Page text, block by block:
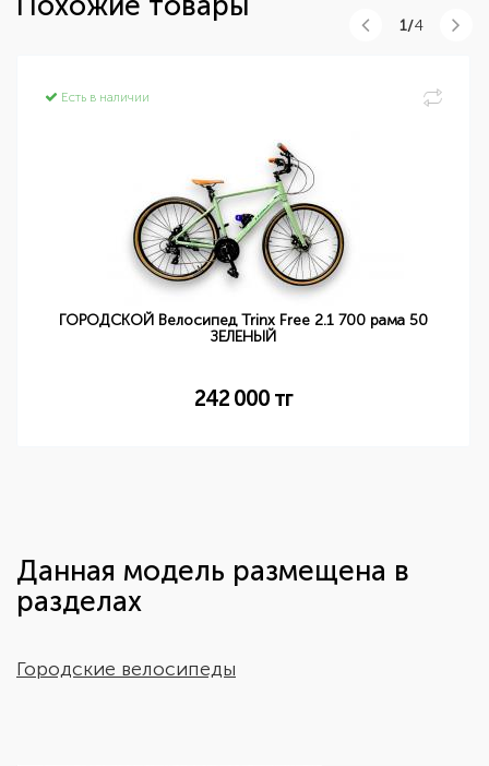
Есть в наличии
ГОРОДСКОЙ Велосипед Trinx Free 2.1 700 рама 50
ЗЕЛЕНЫЙ
242 000 тг
1/4
Данная модель размещена в
разделах
Городские велосипеды